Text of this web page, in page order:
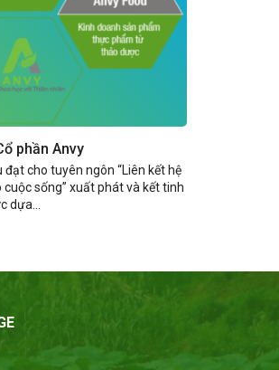
phần Anvy
cho tuyên ngôn “Liên kết hệ
sống” xuất phát và kết tinh
dựa...